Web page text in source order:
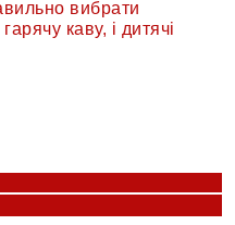
вибрати
каву, і дитячі